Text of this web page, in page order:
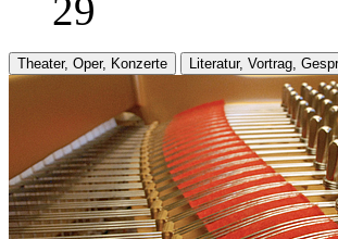
29
Theater, Oper, Konzerte Literatur, Vortrag,